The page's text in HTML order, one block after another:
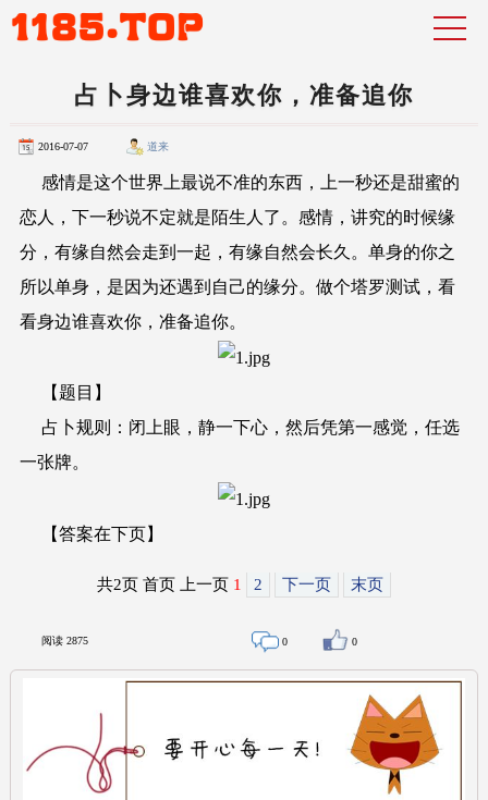
占卜身边谁喜欢你，准备追你
2016-07-07 道来
感情是这个世界上最说不准的东西，上一秒还是甜蜜的
恋人，下一秒说不定就是陌生人了。感情，讲究的时候缘
分，有缘自然会走到一起，有缘自然会长久。单身的你之
所以单身，是因为还遇到自己的缘分。做个塔罗测试，看
看身边谁喜欢你，准备追你。
【题目】
占卜规则：闭上眼，静一下心，然后凭第一感觉，任选
一张牌。
【答案在下页】
共2页 首页 上一页 1 2 下一页 末页
阅读 2875 0 0